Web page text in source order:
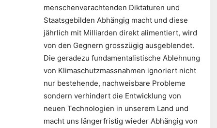
menschenverachtenden Diktaturen und
Staatsgebilden Abhängig macht und diese
jährlich mit Milliarden direkt alimentiert, wird
von den Gegnern grosszügig ausgeblendet.
Die geradezu fundamentalistische Ablehnung
von Klimaschutzmassnahmen ignoriert nicht
nur bestehende, nachweisbare Probleme
sondern verhindert die Entwicklung von
neuen Technologien in unserem Land und
macht uns längerfristig wieder Abhängig von